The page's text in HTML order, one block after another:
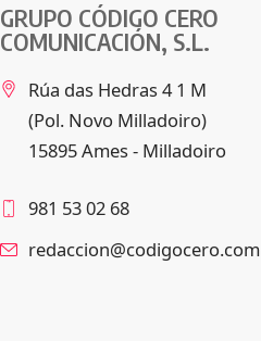
GRUPO CÓDIGO CERO
COMUNICACIÓN, S.L.
Rúa das Hedras 4 1 M
(Pol. Novo Milladoiro)
15895 Ames - Milladoiro
981 53 02 68
redaccion@codigocero.com